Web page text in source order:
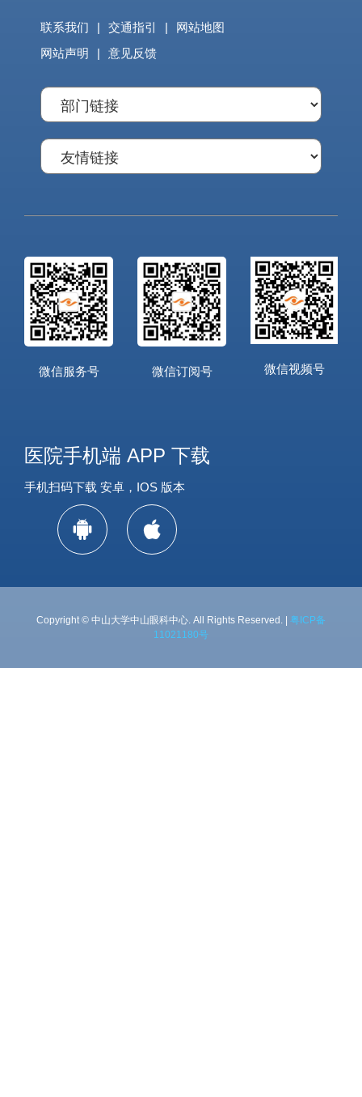
联系我们 交通指引
网站地图
网站声明
意见反馈
微信服务号 微信订阅号 微信视频号
医院手机端 APP 下载
手机扫码下载 安卓，IOS 版本
Copyright © 中山大学中山眼科中心. All Rights Reserved. | 粤ICP备
11021180号